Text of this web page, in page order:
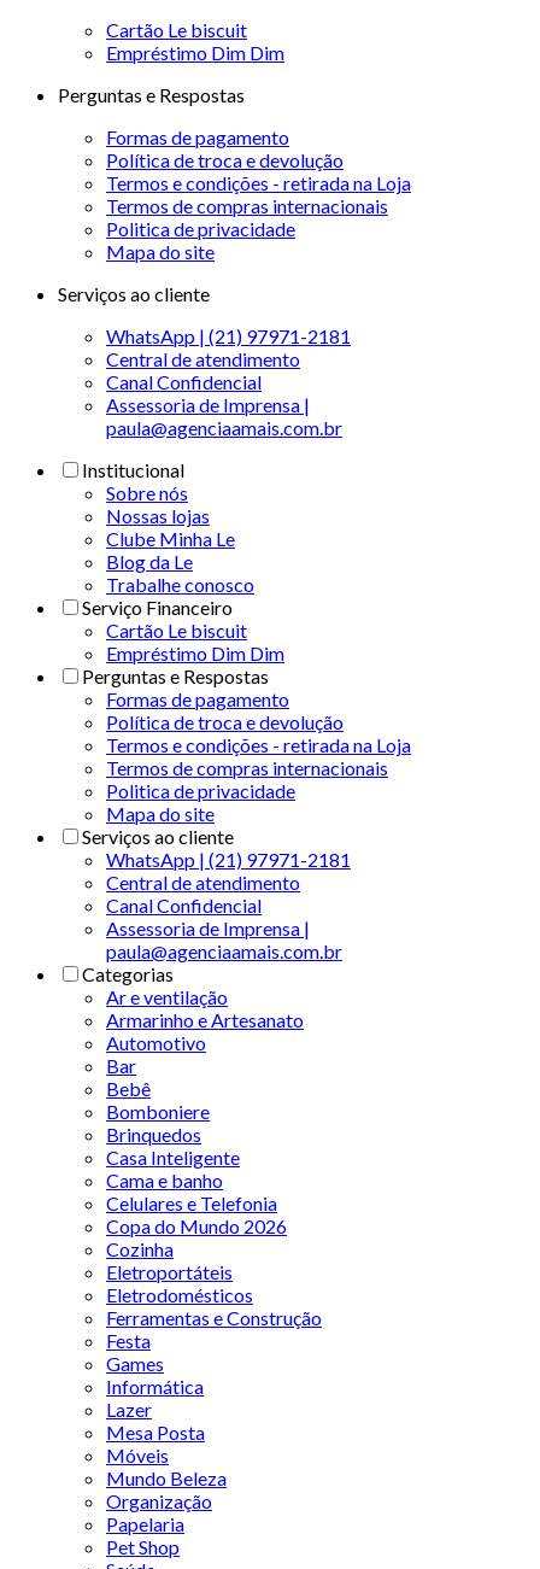
Cartão Le biscuit
Empréstimo Dim Dim
Perguntas e Respostas
Formas de pagamento
Política de troca e devolução
Termos e condições - retirada na Loja
Termos de compras internacionais
Politica de privacidade
Mapa do site
Serviços ao cliente
WhatsApp | (21) 97971-2181
Central de atendimento
Canal Confidencial
Assessoria de Imprensa |
paula@agenciaamais.com.br
Institucional
Sobre nós
Nossas lojas
Clube Minha Le
Blog da Le
Trabalhe conosco
Serviço Financeiro
Cartão Le biscuit
Empréstimo Dim Dim
Perguntas e Respostas
Formas de pagamento
Política de troca e devolução
Termos e condições - retirada na Loja
Termos de compras internacionais
Politica de privacidade
Mapa do site
Serviços ao cliente
WhatsApp | (21) 97971-2181
Central de atendimento
Canal Confidencial
Assessoria de Imprensa |
paula@agenciaamais.com.br
Categorias
Ar e ventilação
Armarinho e Artesanato
Automotivo
Bar
Bebê
Bomboniere
Brinquedos
Casa Inteligente
Cama e banho
Celulares e Telefonia
Copa do Mundo 2026
Cozinha
Eletroportáteis
Eletrodomésticos
Ferramentas e Construção
Festa
Games
Informática
Lazer
Mesa Posta
Móveis
Mundo Beleza
Organização
Papelaria
Pet Shop